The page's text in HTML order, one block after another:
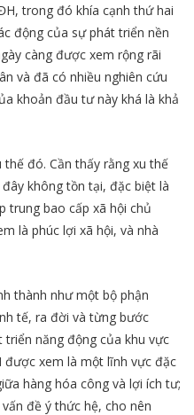
trong đó khía cạnh thứ hai
động của sự phát triển nền
càng được xem rộng rãi
và đã có nhiều nghiên cứu
khoản đầu tư này khá là khả
đó. Cần thấy rằng xu thế
không tồn tại, đặc biệt là
trung bao cấp xã hội chủ
là phúc lợi xã hội, và nhà
thành như một bộ phận
tế, ra đời và từng bước
năng động của khu vực
được xem là một lĩnh vực đặc
hàng hóa công và lợi ích tư;
đề ý thức hệ, cho nên